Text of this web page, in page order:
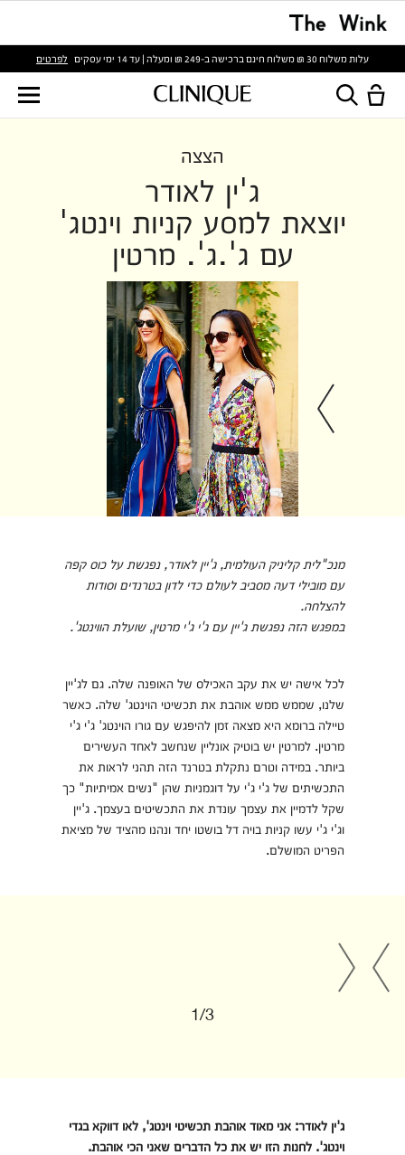
עלות משלוח 30 ₪ משלוח חינם ברכישה ב-249 ₪ ומעלה | עד 14 ימי עסקים לפרטים
הצצה
ג'ין לאודר
יוצאת למסע קניות וינטג'
עם ג'.ג'. מרטין
מנכ"לית קליניק העולמית, ג'יין לאודר, נפגשת על כוס קפה
עם מובילי דעה מסביב לעולם כדי לדון בטרנדים וסודות
להצלחה.
במפגש הזה נפגשת ג'יין עם ג'י ג'י מרטין, שועלת הווינטג'.
לכל אישה יש את עקב האכילס של האופנה שלה. גם לג'יין
שלנו, שממש ממש אוהבת את תכשיטי הוינטג' שלה. כאשר
טיילה ברומא היא מצאה זמן להיפגש עם גורו הוינטג' ג'י ג'י
מרטין. למרטין יש בוטיק אונליין שנחשב לאחד העשירים
ביותר. במידה וטרם נתקלת בטרנד הזה תהני לראות את
התכשיתים של ג'י ג'י על דוגמניות שהן "נשים אמיתיות" כך
שקל לדמיין את עצמך עונדת את התכשיטים בעצמך. ג'יין
וג'י ג'י עשו קניות בויה דל בושטו יחד ונהנו מהציד של מציאת
הפריט המושלם.
1/3
ג'ין לאודר: אני מאוד אוהבת תכשיטי וינטג', לאו דווקא בגדי
וינטג'. לחנות הזו יש את כל הדברים שאני הכי אוהבת.